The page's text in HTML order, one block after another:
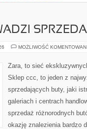
MOŻLIWOŚĆ
Zara, to sieć
Sklep ccc, to jeden z
sprzedających buty, jaki
galeriach i centrach
sprzedaż różnorodnych
okazję znalezienia bardzo